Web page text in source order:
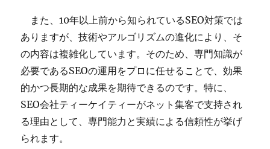
また、10年以上前から知られているSEO対策では
ありますが、技術やアルゴリズムの進化により、そ
の内容は複雑化しています。そのため、専門知識が
必要であるSEOの運用をプロに任せることで、効果
的かつ長期的な成果を期待できるのです。特に、
SEO会社ティーケイティーがネット集客で支持され
る理由として、専門能力と実績による信頼性が挙げ
られます。